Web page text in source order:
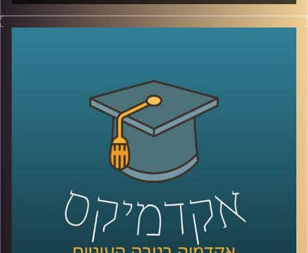
כשאנחנו חושבים על מחלות קשות כמו סרטן, אנחנו בדרך
כלל מדמיינים מוטציות, גנים ואולי גם כימותרפיה. אבל יש
שמצליח להתחמק. זו שכבת הסוכרים, שרשראות זעירות
שעוטפות את התאים שלנו, כמו סוג של “תעודת זהות”
ביולוגית. כשהתעודה הזו משתנה, זה יכול להופיע בסרטן, אבל
זה יכול להופיע גם במחלות אחרות, למשל אנדומטריוזיס, מחלה
נפוצה וכואבת שלפעמים לוקח שנים עד שמקבלים עליה
אבחנה. והשאלה המרתקת היא האם אפשר לקחת את השינויים
האלה על פני התא ולהפוך אותם לשפה חדשה של רפואה, גם
לאבחון מוקדם יותר וגם לטיפול מדויק יותר.
היום בפרק אנחנו נכנסים לעולם הזה, עולם הגליקוביולוגיה
התרגומית, ונשאל איך הופכים שינוי קטן על פני תא לכלי
שעוזר לנו לזהות מחלה מוקדם יותר או לתקוף אותה